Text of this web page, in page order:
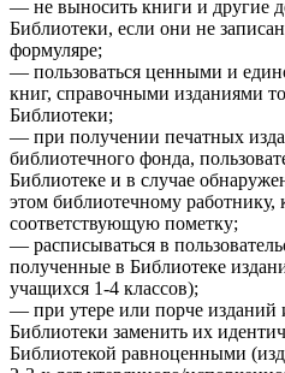
— не выносить книги и другие
Библиотеки, если они не
формуляре;
— пользоваться ценными и
книг, справочными изданиями
Библиотеки;
— при получении печатных
библиотечного фонда,
Библиотеке и в случае
этом библиотечному работнику,
соответствующую пометку;
— расписываться в
полученные в Библиотеке
учащихся 1-4 классов);
— при утере или порче изданий
Библиотеки заменить их
Библиотекой равноценными